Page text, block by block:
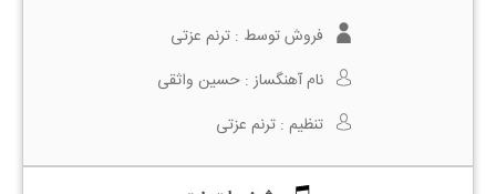
فروش توسط : ترنم عزتی
نام آهنگساز : حسین واثقی
تنظیم : ترنم عزتی